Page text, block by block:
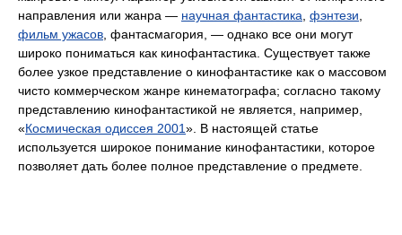
направления или жанра — научная фантастика фэнтези
фильм ужасов , фантасмагория, — однако все они могут
широко пониматься как кинофантастика. Существует также
более узкое представление о кинофантастике как о массовом
чисто коммерческом жанре кинематографа; согласно такому
представлению кинофантастикой не является, например,
«Космическая одиссея 2001». В настоящей статье
используется широкое понимание кинофантастики, которое
позволяет дать более полное представление о предмете.